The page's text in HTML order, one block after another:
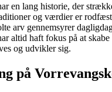
en lang historie, der
og værdier er
arv gennemsyrer
altid haft fokus på at
og udvikler sig.
på